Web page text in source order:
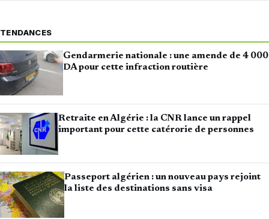
TENDANCES
Gendarmerie nationale : une amende de 4 000
DA pour cette infraction routière
Retraite en Algérie : la CNR lance un rappel
important pour cette catérorie de personnes
Passeport algérien : un nouveau pays rejoint
la liste des destinations sans visa